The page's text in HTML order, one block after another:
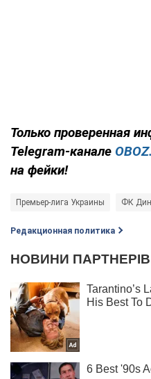
Только проверенная
Telegram-канале
на фейки!
Премьер-лига Украины ФК
Редакционная политика